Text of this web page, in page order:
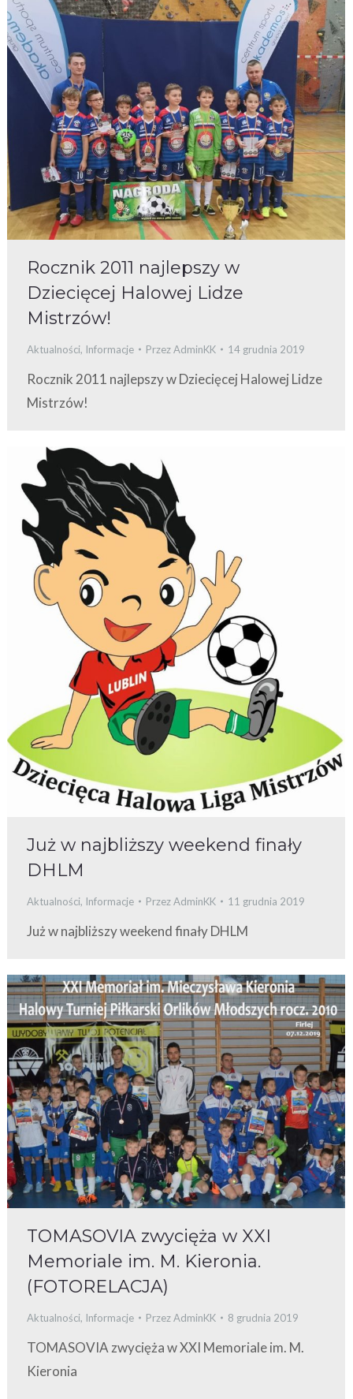
Rocznik 2011 najlepszy w
Dziecięcej Halowej Lidze
Mistrzów!
Aktualności, Informacje PrzezAdminKK 14 grudnia 2019
Rocznik 2011 najlepszy w Dziecięcej Halowej Lidze
Mistrzów!
Już w najbliższy weekend finały
DHLM
Aktualności, Informacje PrzezAdminKK 11 grudnia 2019
Już w najbliższy weekend finały DHLM
TOMASOVIA zwycięża w XXI
Memoriale im. M. Kieronia.
(FOTORELACJA)
Aktualności, Informacje PrzezAdminKK 8 grudnia 2019
TOMASOVIA zwycięża w XXI Memoriale im. M.
Kieronia